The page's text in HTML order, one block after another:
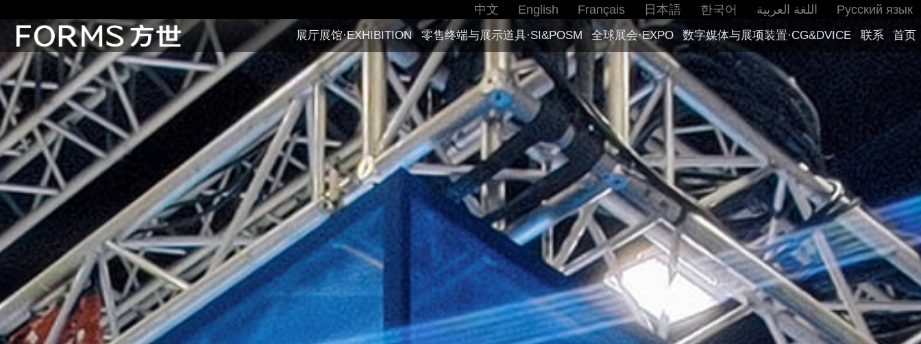
中文 English Français 日本語 한국어 اللغة العربية Русский язык
展厅展馆·EXHIBITION 零售终端与展示道具·SI&POSM 全球展会·EXPO 数字媒体与展项装置·CG&DVICE 联系 首页
展厅展馆·EXHIBITION
零售终端与展示道具·SI&POSM
全球展会·EXPO
数字媒体与展项装置·CG&DVICE
联系
首页